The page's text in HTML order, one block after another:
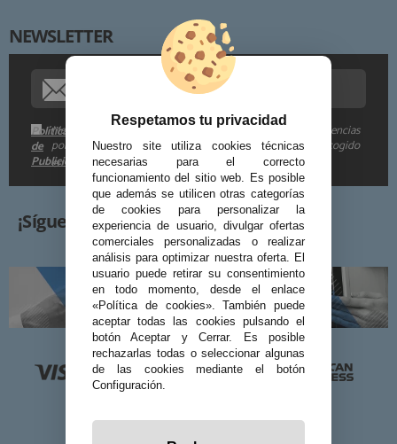
NEWSLETTER
Me gustaría recibir descuentos exclusivos, novedades y tendencias
por e-mail. Puedo darme de baja cuando quiera según lo recogido
en la
Política
de
Publicidad
Procedencia de los datos:
Información adicional:
¡Síguenos!
Respetamos tu privacidad
Nuestro site utiliza cookies técnicas
necesarias para el correcto
funcionamiento del sitio web. Es posible
que además se utilicen otras categorías
de cookies para personalizar la
experiencia de usuario, divulgar ofertas
comerciales personalizadas o realizar
análisis para optimizar nuestra oferta. El
usuario puede retirar su consentimiento
en todo momento, desde el enlace
«Política de cookies». También puede
aceptar todas las cookies pulsando el
botón Aceptar y Cerrar. Es posible
rechazarlas todas o seleccionar algunas
de las cookies mediante el botón
Configuración.